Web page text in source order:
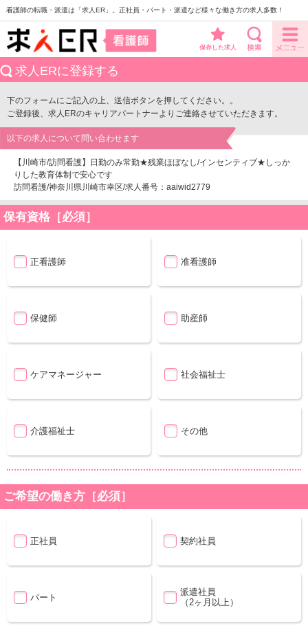
看護師の転職・派遣は「求人ER」。正社員・パート・派遣など様々な働き方の求人多数！
保存した求人
求人ERに登録する
下のフォームにご記入の上、送信ボタンを押してください。。
ご登録後、求人ERのキャリアパートナーよりご連絡させていただきます。
以下の求人について問い合わせます
【川崎市/訪問看護】日勤のみ常勤★残業ほぼなし/インセンティブ★しっか
りした教育体制で安心です
訪問看護/神奈川県川崎市幸区/求人番号：aaiwid2779
保有資格［必須］
正看護師 准看護師
保健師 助産師
ケアマネージャー 社会福祉士
介護福祉士 その他
ご希望の働き方［必須］
正社員 契約社員
パート
派遣社員
（2ヶ月以上）